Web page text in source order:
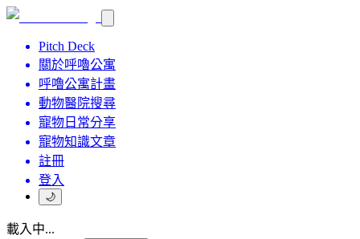
Pitch Deck
關於呼嚕公寓
呼嚕公寓計畫
動物醫院搜尋
寵物日常分享
寵物知識文章
註冊
登入
🌙
載入中...